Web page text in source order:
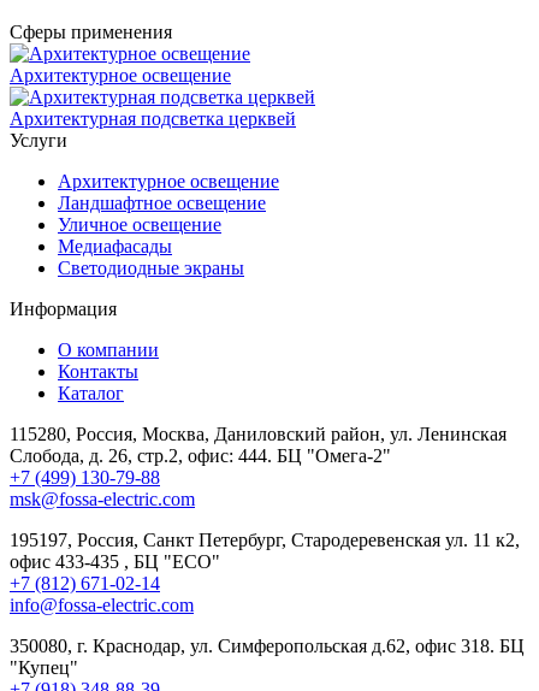
Сферы применения
Архитектурное освещение
Архитектурная подсветка церквей
Услуги
Архитектурное освещение
Ландшафтное освещение
Уличное освещение
Медиафасады
Светодиодные экраны
Информация
О компании
Контакты
Каталог
115280, Россия, Москва, Даниловский район, ул. Ленинская
Слобода, д. 26, стр.2, офис: 444. БЦ "Омега-2"
+7 (499) 130-79-88
msk@fossa-electric.com
195197, Россия, Санкт Петербург, Стародеревенская ул. 11 к2,
офис 433-435 , БЦ "ECO"
+7 (812) 671-02-14
info@fossa-electric.com
350080, г. Краснодар, ул. Симферопольская д.62, офис 318. БЦ
"Купец"